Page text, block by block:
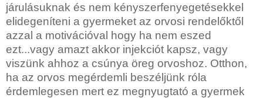
járulásuknak és nem kényszerfenyegetésekkel
elidegeníteni a gyermeket az orvosi rendelőktől
azzal a motivációval hogy ha nem eszed
ezt...vagy amazt akkor injekciót kapsz, vagy
viszünk ahhoz a csúnya öreg orvoshoz. Otthon,
ha az orvos megérdemli beszéljünk róla
érdemlegesen mert ez megnyugtató a gyermek